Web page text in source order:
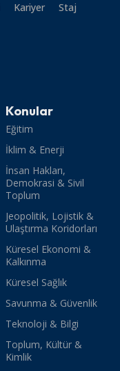
Kariyer
Staj
Konular
Eğitim
İklim & Enerji
İnsan Hakları,
Demokrasi & Sivil
Toplum
Jeopolitik, Lojistik &
Ulaştırma Koridorları
Küresel Ekonomi &
Kalkınma
Küresel Sağlık
Savunma & Güvenlik
Teknoloji & Bilgi
Toplum, Kültür &
Kimlik